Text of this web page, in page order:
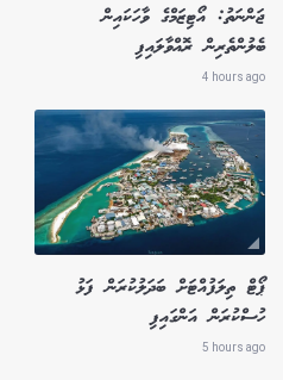
ޖަންނަތު: އޯޓިޒަމްގެ ވާހަކައިން
ބެލުންތެރިން ރޮއްވާލައިފި
4 hours ago
ޕޯޓް ތިލަފުއްޓަށް ބަދަލުކުރަން ފަޅު
ހުސްކުރަން އަންގައިފި
5 hours ago